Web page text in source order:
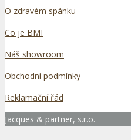
O zdravém spánku
Co je BMI
Náš showroom
Obchodní podmínky
Reklamační řád
Jacques & partner, s.r.o.